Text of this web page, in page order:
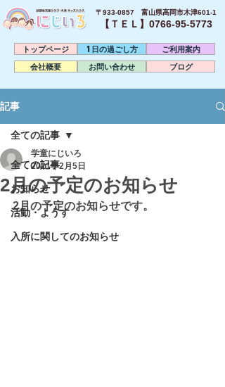
〒933-0857 富山県高岡市木津601-1
【ＴＥＬ】0766-95-5773​
トップページ 1日の過ごし方
ご利用案内
会社概要
お問い合わせ ブログ
記事
全ての記事
お知らせ
活動・ようす
入所に関してのお知らせ
全ての記事
2月の予定のお知らせ
学童にじいろ
2021年2月5日
2月の予定のお知らせです。